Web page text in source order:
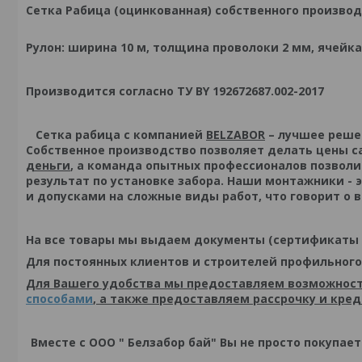
Сетка Рабица (оцинкованная) собственного
Рулон: ширина 10 м, толщина проволоки 2 мм,
Производится согласно ТУ BY 192672687.002-2017
Сетка рабица с компанией BELZABOR – лучшее
Собственное производство позволяет делать
деньги, а команда опытных профессионалов
результат по установке забора. Наши монтажники
и допусками на сложные виды работ, что говорит
На все товары мы выдаем документы (сертификаты
Для постоянных клиентов и строителей
Для Вашего удобства мы предоставляем
способами, а также предоставляем рассрочку и
Вместе с ООО " Белзабор бай" Вы не просто